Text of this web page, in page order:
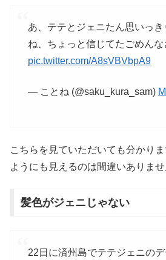
あ、テテとジェニたん思いっ
ね、ちょっと信じてたごめんな
pic.twitter.com/A8sVBVbpA9
— ことね (@saku_kura_sam)
こちらを見ていただいても分かり
ようにも見えるのは間違いありませ
髪色がジェニじゃない
22日に済州島でテテジェニの